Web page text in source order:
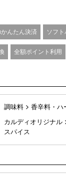
んたん決済 ソフ
全額ポイント利用
調味料
香辛料・ハ
カルディオリジナル
スパイス